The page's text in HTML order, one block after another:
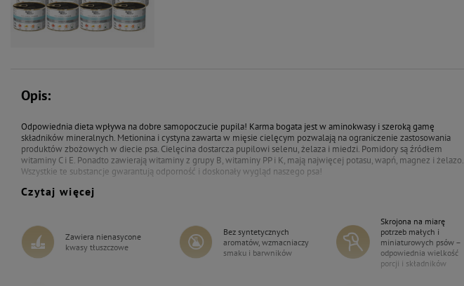
pomidorami i makaronem zestaw
12 x 185 g
Opis:
Odpowiednia dieta wpływa na dobre samopoczucie pupila! Karma bogata jest w aminokwasy i szeroką gamę
składników mineralnych. Metionina i cystyna zawarta w mięsie cielęcym pozwalają na ograniczenie zastosowania
produktów zbożowych w diecie psa. Cielęcina dostarcza pupilowi selenu, żelaza i miedzi. Pomidory są źródłem
witaminy C i E. Ponadto zawierają witaminy z grupy B, witaminy PP i K, mają najwięcej potasu, wapń, magnez i żelazo.
Wszystkie te substancje gwarantują odporność i doskonały wygląd naszego psa!
Czytaj więcej
Zawiera nienasycone
kwasy tłuszczowe
Bez syntetycznych
aromatów, wzmacniaczy
smaku i barwników
Skrojona na miarę
potrzeb małych i
miniaturowych psów –
odpowiednia wielkość
porcji i składników